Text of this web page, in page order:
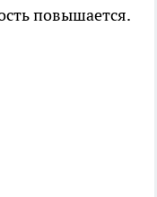
повышается.